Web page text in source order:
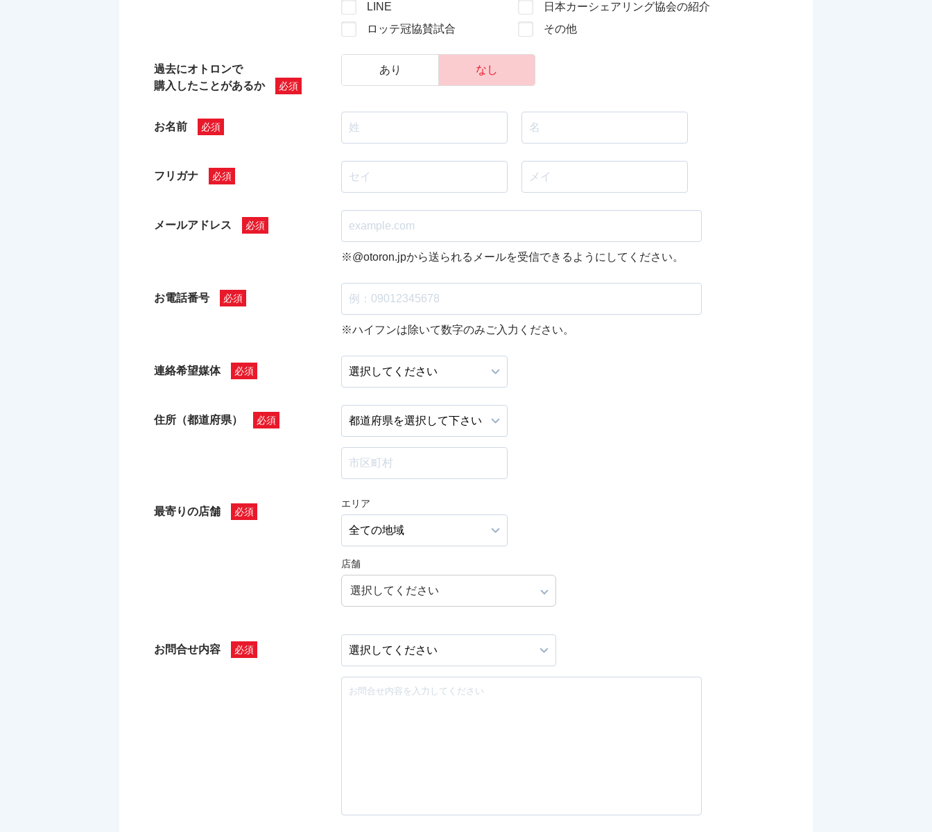
LINE
日本カーシェアリング協会の紹介
ロッテ冠協賛試合
その他
過去にオトロンで
購入したことがあるか
あり なし
お名前
フリガナ
メールアドレス
※@otoron.jpから送られるメールを受信できるようにしてください。
お電話番号
※ハイフンは除いて数字のみご入力ください。
連絡希望媒体
住所（都道府県）
最寄りの店舗
エリア
店舗
選択してください
お問合せ内容